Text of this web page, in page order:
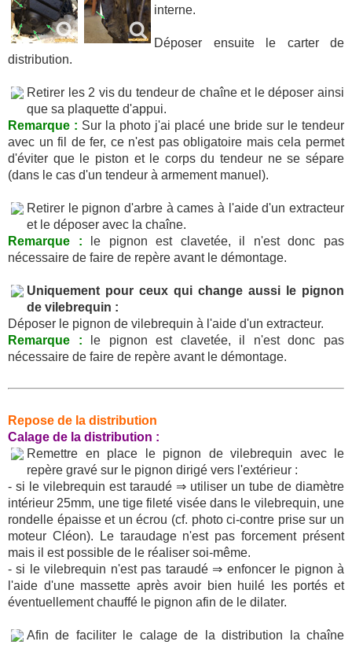
interne.
Déposer ensuite le carter de
distribution.
Retirer les 2 vis du tendeur de chaîne et le déposer ainsi
que sa plaquette d'appui.
Remarque : Sur la photo j'ai placé une bride sur le tendeur
avec un fil de fer, ce n'est pas obligatoire mais cela permet
d'éviter que le piston et le corps du tendeur ne se sépare
(dans le cas d'un tendeur à armement manuel).
Retirer le pignon d'arbre à cames à l'aide d'un extracteur
et le déposer avec la chaîne.
Remarque : le pignon est clavetée, il n'est donc pas
nécessaire de faire de repère avant le démontage.
Uniquement pour ceux qui change aussi le pignon
de vilebrequin :
Déposer le pignon de vilebrequin à l'aide d'un extracteur.
Remarque : le pignon est clavetée, il n'est donc pas
nécessaire de faire de repère avant le démontage.
Repose de la distribution
Calage de la distribution :
Remettre en place le pignon de vilebrequin avec le
repère gravé sur le pignon dirigé vers l'extérieur :
- si le vilebrequin est taraudé ⇒ utiliser un tube de diamètre
intérieur 25mm, une tige fileté visée dans le vilebrequin, une
rondelle épaisse et un écrou (cf. photo ci-contre prise sur un
moteur Cléon). Le taraudage n'est pas forcement présent
mais il est possible de le réaliser soi-même.
- si le vilebrequin n'est pas taraudé ⇒ enfoncer le pignon à
l'aide d'une massette après avoir bien huilé les portés et
éventuellement chauffé le pignon afin de le dilater.
Afin de faciliter le calage de la distribution la chaîne